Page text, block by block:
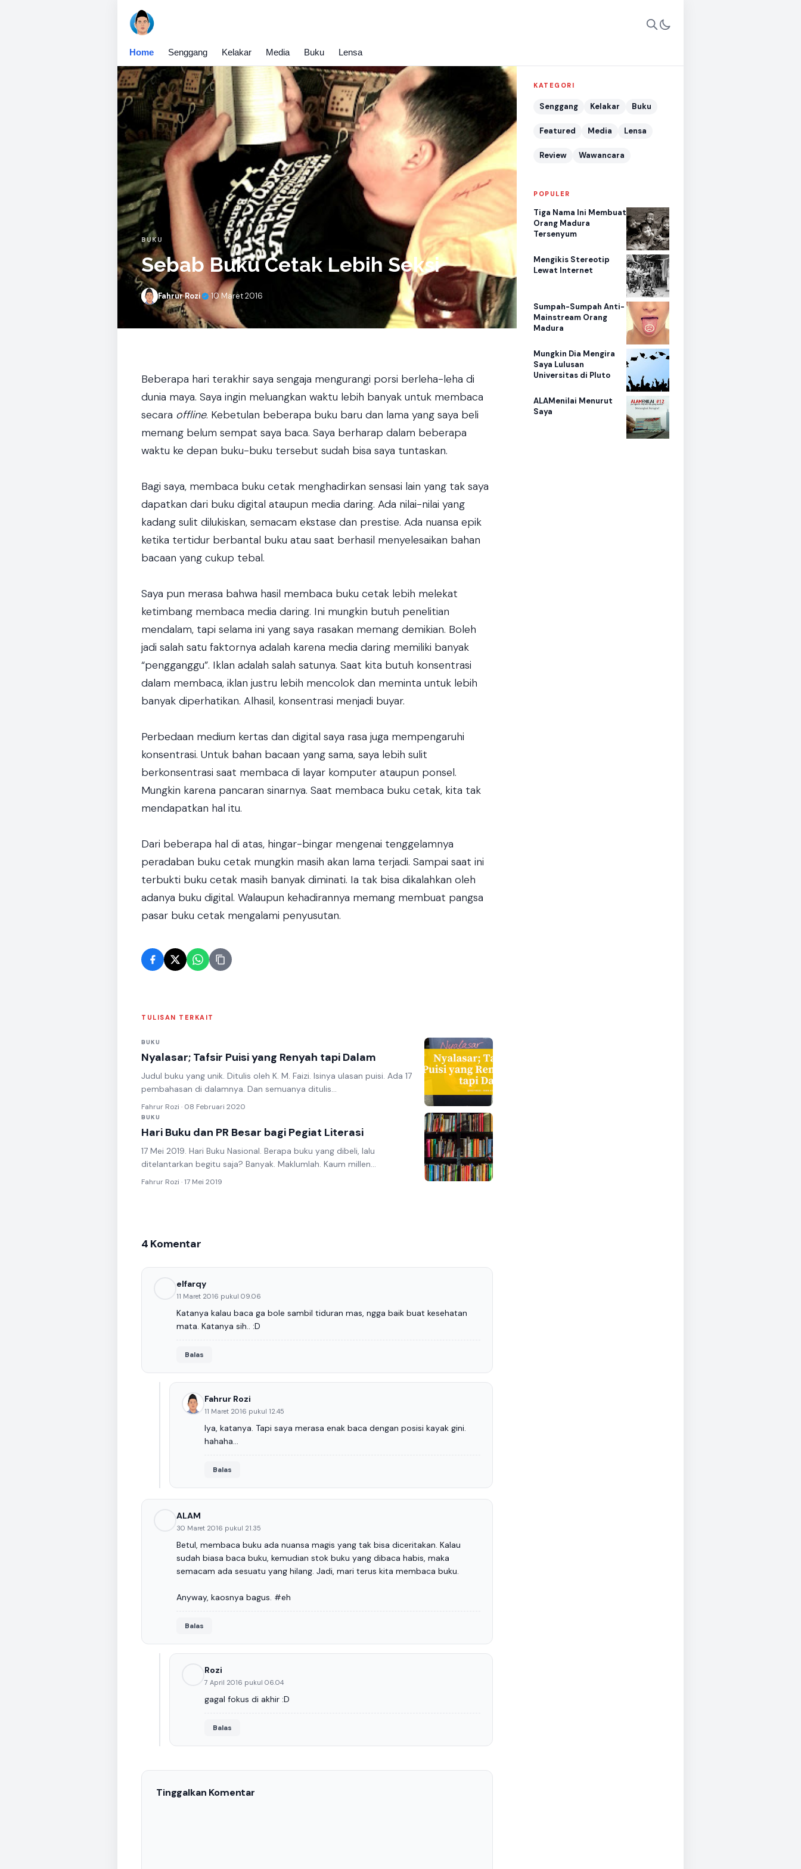
Home Senggang Kelakar Media Buku Lensa
BUKU
Sebab Buku Cetak Lebih Seksi
Fahrur Rozi ·10 Maret 2016
Beberapa hari terakhir saya sengaja mengurangi porsi berleha-leha di
dunia maya. Saya ingin meluangkan waktu lebih banyak untuk membaca
secara offline. Kebetulan beberapa buku baru dan lama yang saya beli
memang belum sempat saya baca. Saya berharap dalam beberapa
waktu ke depan buku-buku tersebut sudah bisa saya tuntaskan.
Bagi saya, membaca buku cetak menghadirkan sensasi lain yang tak saya
dapatkan dari buku digital ataupun media daring. Ada nilai-nilai yang
kadang sulit dilukiskan, semacam ekstase dan prestise. Ada nuansa epik
ketika tertidur berbantal buku atau saat berhasil menyelesaikan bahan
bacaan yang cukup tebal.
Saya pun merasa bahwa hasil membaca buku cetak lebih melekat
ketimbang membaca media daring. Ini mungkin butuh penelitian
mendalam, tapi selama ini yang saya rasakan memang demikian. Boleh
jadi salah satu faktornya adalah karena media daring memiliki banyak
“pengganggu”. Iklan adalah salah satunya. Saat kita butuh konsentrasi
dalam membaca, iklan justru lebih mencolok dan meminta untuk lebih
banyak diperhatikan. Alhasil, konsentrasi menjadi buyar.
Perbedaan medium kertas dan digital saya rasa juga mempengaruhi
konsentrasi. Untuk bahan bacaan yang sama, saya lebih sulit
berkonsentrasi saat membaca di layar komputer ataupun ponsel.
Mungkin karena pancaran sinarnya. Saat membaca buku cetak, kita tak
mendapatkan hal itu.
Dari beberapa hal di atas, hingar-bingar mengenai tenggelamnya
peradaban buku cetak mungkin masih akan lama terjadi. Sampai saat ini
terbukti buku cetak masih banyak diminati. Ia tak bisa dikalahkan oleh
adanya buku digital. Walaupun kehadirannya memang membuat pangsa
pasar buku cetak mengalami penyusutan.
TULISAN TERKAIT
BUKU
Nyalasar; Tafsir Puisi yang Renyah tapi Dalam
Judul buku yang unik. Ditulis oleh K. M. Faizi. Isinya ulasan puisi. Ada 17
pembahasan di dalamnya. Dan semuanya ditulis...
Fahrur Rozi · 08 Februari 2020
BUKU
Hari Buku dan PR Besar bagi Pegiat Literasi
17 Mei 2019. Hari Buku Nasional. Berapa buku yang dibeli, lalu
ditelantarkan begitu saja? Banyak. Maklumlah. Kaum millen...
Fahrur Rozi · 17 Mei 2019
4 Komentar
elfarqy
11 Maret 2016 pukul 09.06
Katanya kalau baca ga bole sambil tiduran mas, ngga baik buat kesehatan
mata. Katanya sih.. :D
Balas
Fahrur Rozi
11 Maret 2016 pukul 12.45
Iya, katanya. Tapi saya merasa enak baca dengan posisi kayak gini.
hahaha...
Balas
ALAM
30 Maret 2016 pukul 21.35
Betul, membaca buku ada nuansa magis yang tak bisa diceritakan. Kalau
sudah biasa baca buku, kemudian stok buku yang dibaca habis, maka
semacam ada sesuatu yang hilang. Jadi, mari terus kita membaca buku.
Anyway, kaosnya bagus. #eh
Balas
Rozi
7 April 2016 pukul 06.04
gagal fokus di akhir :D
Balas
Tinggalkan Komentar
KATEGORI
Senggang Kelakar Buku
Featured Media Lensa
Review Wawancara
POPULER
Tiga Nama Ini Membuat
Orang Madura
Tersenyum
Mengikis Stereotip
Lewat Internet
Sumpah-Sumpah Anti-
Mainstream Orang
Madura
Mungkin Dia Mengira
Saya Lulusan
Universitas di Pluto
ALAMenilai Menurut
Saya